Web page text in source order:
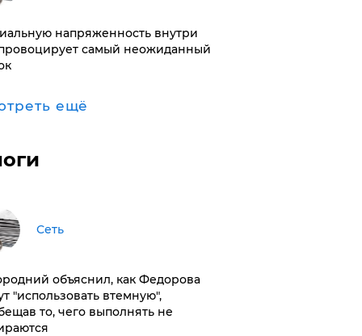
напряженность внутри
самый неожиданный
ещё
Сеть
объяснил, как Федорова
"использовать втемную",
то, чего выполнять не